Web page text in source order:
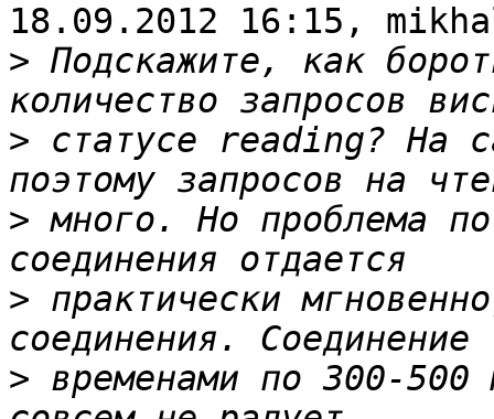
18.09.2012 16:15,
> Подскажите, как
> статуcе reading? На
> много. Но проблема
> практически
> временами по 300-500